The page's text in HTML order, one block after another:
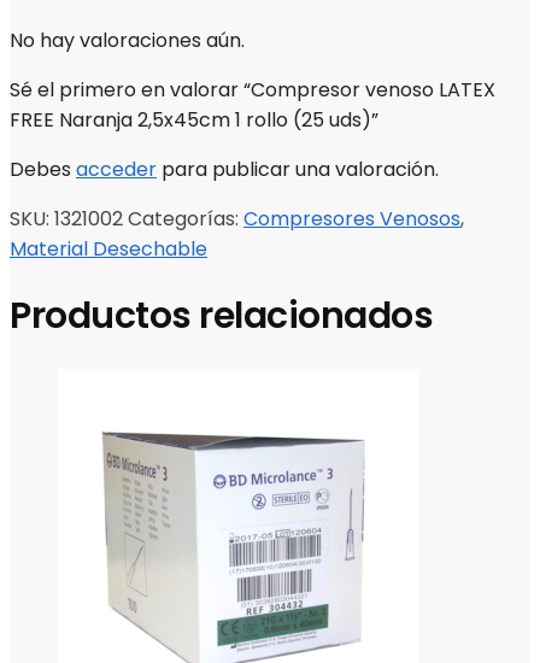
No hay valoraciones aún.
Sé el primero en valorar “Compresor venoso LATEX
FREE Naranja 2,5x45cm 1 rollo (25 uds)”
Debes acceder para publicar una valoración.
SKU: 1321002Categorías: Compresores Venosos,
Material Desechable
Productos relacionados